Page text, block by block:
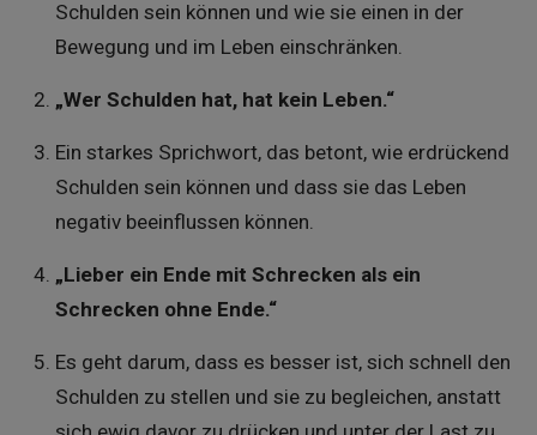
Schulden sein können und wie sie einen in der
Bewegung und im Leben einschränken.
„Wer Schulden hat, hat kein Leben.“
Ein starkes Sprichwort, das betont, wie erdrückend
Schulden sein können und dass sie das Leben
negativ beeinflussen können.
„Lieber ein Ende mit Schrecken als ein
Schrecken ohne Ende.“
Es geht darum, dass es besser ist, sich schnell den
Schulden zu stellen und sie zu begleichen, anstatt